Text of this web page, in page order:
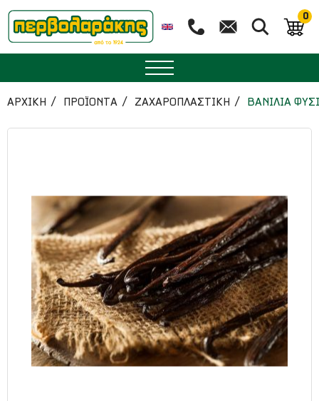
0
ΜΠΑΧΑΡΙΚΑ
ΒΟΤΑΝΑ
ΥΠΕΡΤΡΟΦΕΣ
ΔΙΑΤΡΟΦΗ
ΖΑΧΑΡΟΠΛΑΣΤΙΚΗ
ΑΙΘΕΡΙΑ ΕΛΑΙΑ
ΕΛΑΙΑ
ΑΡΧΙΚΉ ΠΡΟΪΟΝΤΑ ΖΑΧΑΡΟΠΛΑΣΤΙΚΗ ΒΑΝΙΛΙΑ